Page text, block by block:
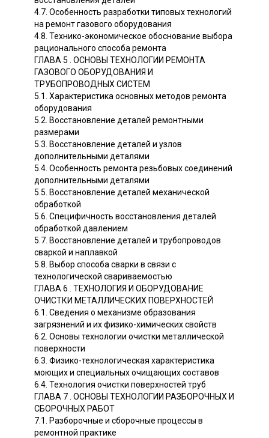
4.7. Особенность разработки типовых технологий
на ремонт газового оборудования
4.8. Технико-экономическое обоснование выбора
рационального способа ремонта
ГЛАВА 5 . ОСНОВЫ ТЕХНОЛОГИИ РЕМОНТА
ГАЗОВОГО ОБОРУДОВАНИЯ И
ТРУБОПРОВОДНЫХ СИСТЕМ
5.1. Характеристика основных методов ремонта
оборудования
5.2. Восстановление деталей ремонтными
размерами
5.3. Восстановление деталей и узлов
дополнительными деталями
5.4. Особенность ремонта резьбовых соединений
дополнительными деталями
5.5. Восстановление деталей механической
обработкой
5.6. Специфичность восстановления деталей
обработкой давлением
5.7. Восстановление деталей и трубопроводов
сваркой и наплавкой
5.8. Выбор способа сварки в связи с
технологической свариваемостью
ГЛАВА 6 . ТЕХНОЛОГИЯ И ОБОРУДОВАНИЕ
ОЧИСТКИ МЕТАЛЛИЧЕСКИХ ПОВЕРХНОСТЕЙ
6.1. Сведения о механизме образования
загрязнений и их физико-химических свойств
6.2. Основы технологии очистки металлической
поверхности
6.3. Физико-технологическая характеристика
моющих и специальных очищающих составов
6.4. Технология очистки поверхностей труб
ГЛАВА 7 . ОСНОВЫ ТЕХНОЛОГИИ РАЗБОРОЧНЫХ И
СБОРОЧНЫХ РАБОТ
7.1. Разборочные и сборочные процессы в
ремонтной практике